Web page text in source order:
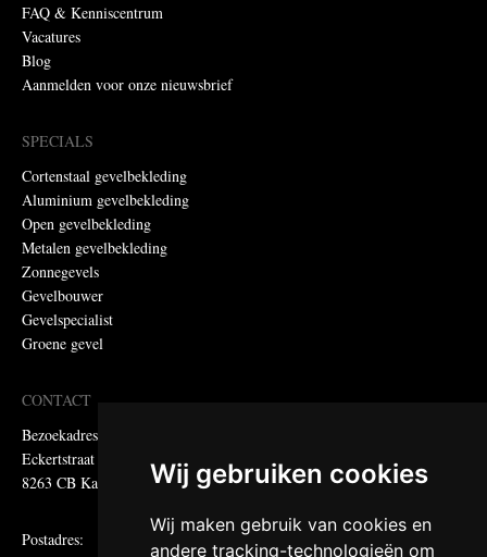
Wij gebruiken cookies
Wij maken gebruik van cookies en
andere tracking-technologieën om
FAQ & Kenniscentrum
Vacatures
Blog
Aanmelden voor onze nieuwsbrief
SPECIALS
Cortenstaal gevelbekleding
Aluminium gevelbekleding
Open gevelbekleding
Metalen gevelbekleding
Zonnegevels
Gevelbouwer
Gevelspecialist
Groene gevel
CONTACT
Bezoekadres:
Eckertstraat 75
8263 CB Kampen
Postadres: